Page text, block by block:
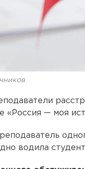
«Россия — моя
водила